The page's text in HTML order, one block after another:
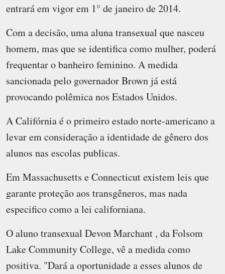
entrará em vigor em 1° de janeiro de 2014.
Com a decisão, uma aluna transexual que nasceu
homem, mas que se identifica como mulher, poderá
frequentar o banheiro feminino. A medida
sancionada pelo governador Brown já está
provocando polêmica nos Estados Unidos.
A Califórnia é o primeiro estado norte-americano a
levar em consideração a identidade de gênero dos
alunos nas escolas publicas.
Em Massachusetts e Connecticut existem leis que
garante proteção aos transgêneros, mas nada
especifico como a lei californiana.
O aluno transexual Devon Marchant , da Folsom
Lake Community College, vê a medida como
positiva. "Dará a oportunidade a esses alunos de